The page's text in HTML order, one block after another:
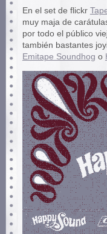
En el set de flickr
muy maja de
por todo el público
también bastantes
Emitape Soundhog o